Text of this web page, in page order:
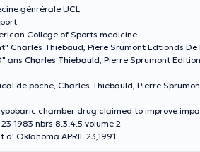
génrérale UCL
College of Sports medicine
ans Charles Thiebauld, Pierre Sprumont
functions. The Lancet, july 23 1983 nbrs 8.3.4.5 volume 2
Oklahoma APRIL 23,1991